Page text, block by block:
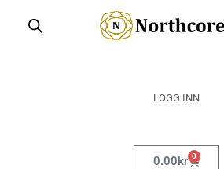
LOGG INN
0.00kr 0